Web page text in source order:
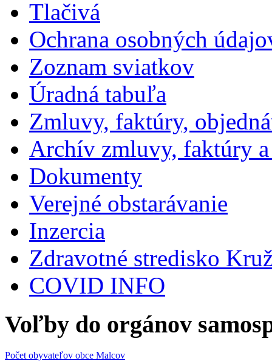
Tlačivá
Ochrana osobných
Zoznam sviatkov
Úradná tabuľa
Zmluvy, faktúry,
Archív zmluvy, faktúry
Dokumenty
Verejné obstarávanie
Inzercia
Zdravotné stredisko
COVID INFO
Voľby do orgánov
Počet obyvateľov obce Malcov